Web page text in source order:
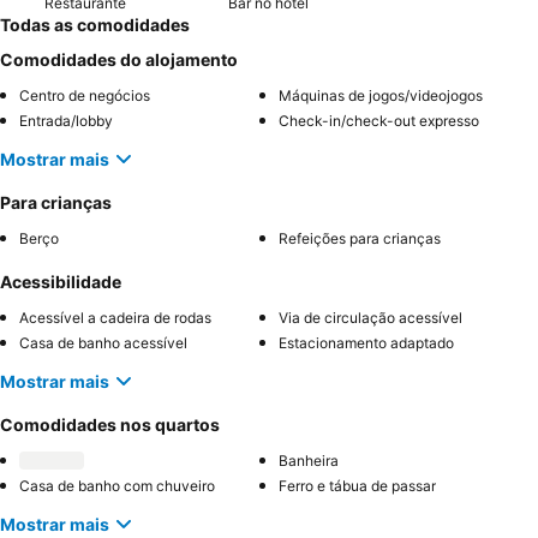
Todas as comodidades
Comodidades do alojamento
Centro de negócios
Máquinas de jogos/videojogos
Entrada/lobby
Check-in/check-out expresso
Mostrar mais
Para crianças
Berço Refeições para crianças
Acessibilidade
Acessível a cadeira de rodas
Via de circulação acessível
Casa de banho acessível
Estacionamento adaptado
Mostrar mais
Comodidades nos quartos
Banheira
Casa de banho com chuveiro
Ferro e tábua de passar
Mostrar mais